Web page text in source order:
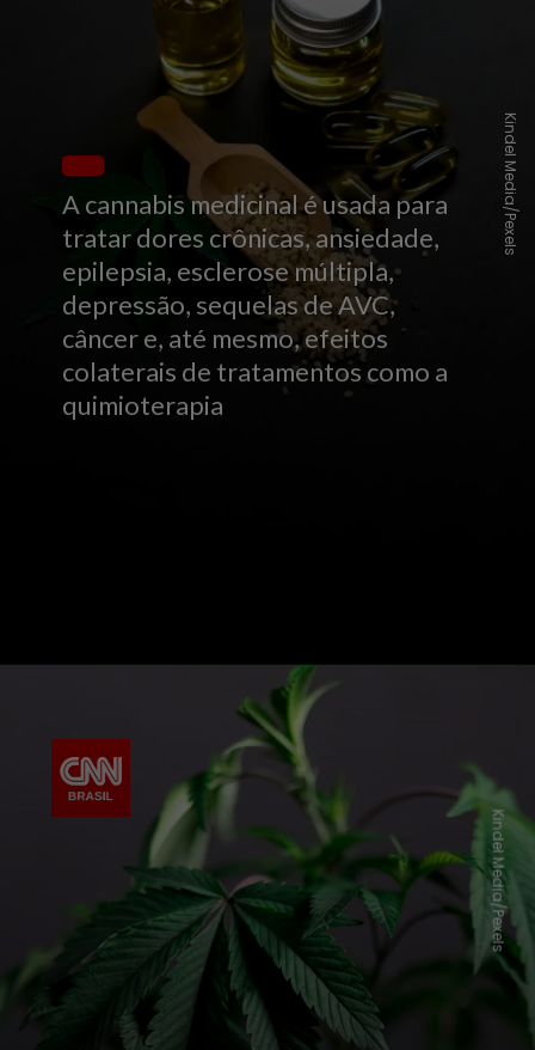
A cannabis medicinal é usada para
tratar dores crônicas, ansiedade,
epilepsia, esclerose múltipla,
depressão, sequelas de AVC,
câncer e, até mesmo, efeitos
colaterais de tratamentos como a
quimioterapia
Kindel Media/Pexels
Kindel Media/Pexels